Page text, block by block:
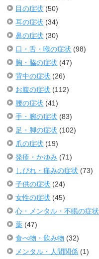
目の症状 (50)
耳の症状 (34)
鼻の症状 (30)
口・舌・喉の症状 (98)
胸・脇の症状 (47)
背中の症状 (26)
お腹の症状 (112)
腰の症状 (41)
手・腕の症状 (83)
足・脚の症状 (102)
爪の症状 (19)
発疹・かゆみ (71)
しびれ・痛みの症状 (73)
子供の症状 (24)
女性の症状 (45)
心・メンタル・不眠の症状
薬 (47)
食べ物・飲み物 (32)
メンタル・人間関係 (1)